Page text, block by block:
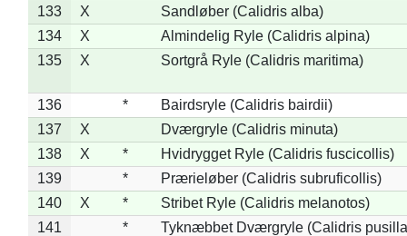
133
X
Sandløber (Calidris alba)
134
X
Almindelig Ryle (Calidris alpina)
135
X Sortgrå Ryle (Calidris maritima)
136 *
Bairdsryle (Calidris bairdii)
137
X
Dværgryle (Calidris minuta)
138
X *
Hvidrygget Ryle (Calidris fuscicollis)
139
*
Prærieløber (Calidris subruficollis)
140
X *
Stribet Ryle (Calidris melanotos)
141
*
Tyknæbbet Dværgryle (Calidris